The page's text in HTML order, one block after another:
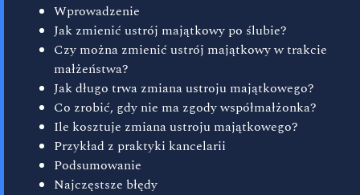
Wprowadzenie
Jak zmienić ustrój majątkowy po ślubie?
Czy można zmienić ustrój majątkowy w trakcie
małżeństwa?
Jak długo trwa zmiana ustroju majątkowego?
Co zrobić, gdy nie ma zgody współmałżonka?
Ile kosztuje zmiana ustroju majątkowego?
Przykład z praktyki kancelarii
Podsumowanie
Najczęstsze błędy